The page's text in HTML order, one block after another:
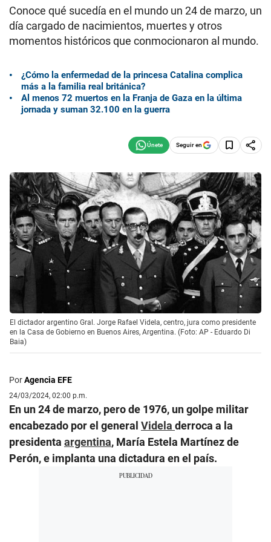
Conoce qué sucedía en el mundo un 24 de marzo, un
día cargado de nacimientos, muertes y otros
momentos históricos que conmocionaron al mundo.
¿Cómo la enfermedad de la princesa Catalina complica
más a la familia real británica?
Al menos 72 muertos en la Franja de Gaza en la última
jornada y suman 32.100 en la guerra
Seguir en
El dictador argentino Gral. Jorge Rafael Videla, centro, jura como presidente
en la Casa de Gobierno en Buenos Aires, Argentina. (Foto: AP - Eduardo Di
Baia)
PorAgencia EFE
24/03/2024, 02:00 p.m.
En un 24 de marzo, pero de 1976, un golpe militar
encabezado por el general Videla derroca a la
presidenta argentina, María Estela Martínez de
Perón, e implanta una dictadura en el país.